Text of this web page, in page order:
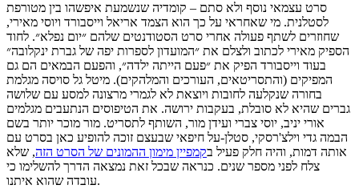
סרט עצמאי נוסף ולא סתם – קומדיה שנשמעת איפשהו בין מטורפת
לסטלנית. מי שאחראי על כך הוא הצמד אריאל וייסבורד ויוסי מאירי,
שחוזרים לשתף פעולה אחרי סרט הסטודנטים שלהם ״יום נפלא״. לחוד
הספיק מאירי לכתוב ולצלם את ״המועדון לספרות יפה של גברת ינקלובה״
בעוד וייסבורד הפיק את ״פעם הייתה ילדה״, והפעם הבמאים הם גם
המפיקים (והתסריטאים, העורכים והמלהקים). מיטל גל סויסה מגלמת
בחורה שנקלעה לחובות ויוצאת לא לגמרי מרצונה למסע עם שלושה
גברים שהיא לא סובלת, בעקבות ירושה. את הטיפוסים הנתעבים מגלמים
אורי יניב, יוסי צברי ועידן מור, השותף לתסריט. מור מוכר יותר בשם
הבמה גדי וילצ'רסקי, סטלן-על חיפאי שבעצם זוכה להופיע כאן בסרט עם
אותה דמות, והיה חלק פעיל בקמפיין מימון ההמונים של הסרט הזה, שלא
צלח לפני מספר שנים. כנראה שבכל זאת נמצאה הדרך להשלימו כי
עובדה שהוא איתנו.